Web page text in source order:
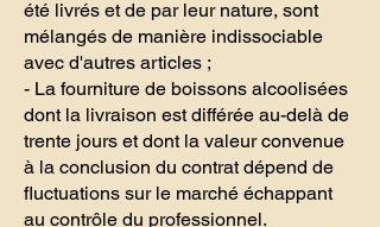
été livrés et de par leur nature, sont
mélangés de manière indissociable
avec d'autres articles ;
- La fourniture de boissons alcoolisées
dont la livraison est différée au-delà de
trente jours et dont la valeur convenue
à la conclusion du contrat dépend de
fluctuations sur le marché échappant
au contrôle du professionnel.